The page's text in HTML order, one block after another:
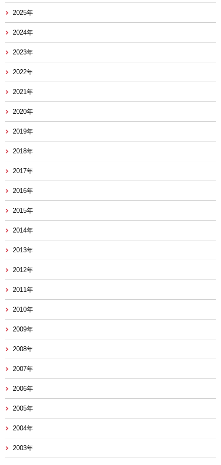
2025年
2024年
2023年
2022年
2021年
2020年
2019年
2018年
2017年
2016年
2015年
2014年
2013年
2012年
2011年
2010年
2009年
2008年
2007年
2006年
2005年
2004年
2003年